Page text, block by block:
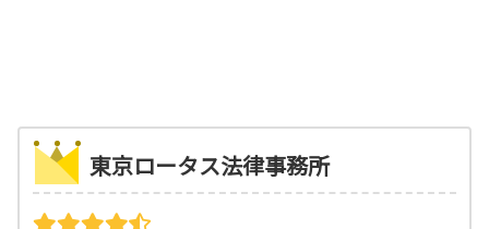
東京ロータス法律事務所